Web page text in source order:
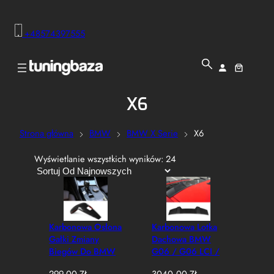
+48574397555
X6
Strona główna BMW BMW X Serie
X6
Wyświetlanie wszystkich wyników: 24P
s
o
r
t
o
w
a
n
Karbonowa Osłona
Gałki Zmiany
Biegów Do BMW
Karbonowa Lotka
Dachowa BMW
G06 / G06 LCI /